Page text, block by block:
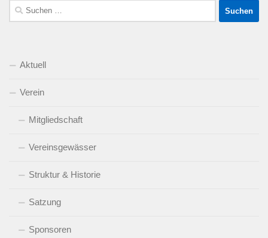
Suchen
nach:
Aktuell
Verein
Mitgliedschaft
Vereinsgewässer
Struktur & Historie
Satzung
Sponsoren